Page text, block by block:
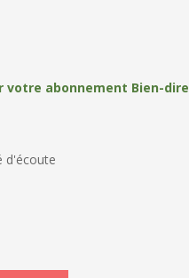
votre abonnement Bien-dire
d'écoute